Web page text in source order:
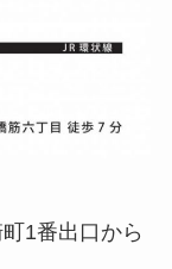
1番出口から